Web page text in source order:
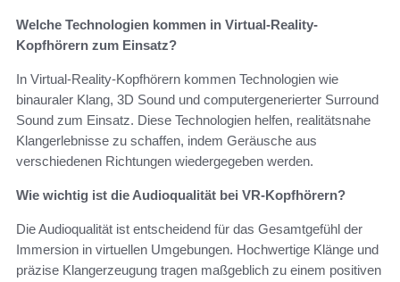
Welche Technologien kommen in Virtual-Reality-
Kopfhörern zum Einsatz?
In Virtual-Reality-Kopfhörern kommen Technologien wie
binauraler Klang, 3D Sound und computergenerierter Surround
Sound zum Einsatz. Diese Technologien helfen, realitätsnahe
Klangerlebnisse zu schaffen, indem Geräusche aus
verschiedenen Richtungen wiedergegeben werden.
Wie wichtig ist die Audioqualität bei VR-Kopfhörern?
Die Audioqualität ist entscheidend für das Gesamtgefühl der
Immersion in virtuellen Umgebungen. Hochwertige Klänge und
präzise Klangerzeugung tragen maßgeblich zu einem positiven